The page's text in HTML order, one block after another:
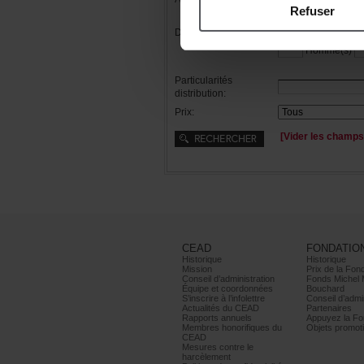
Refuser
Distribution: Femme(s)
Homme(s)
Particularités
distribution:
Prix:
CEAD
Historique
Mission
Conseild’administration
Équipeetcoordonnées
S’inscrireàl’infolettre
ActualitésduCEAD
Rapportsannuels
Membreshonorifiquesdu
CEAD
Mesurescontrele
harcèlement
Historique
Bouchard
Partenaires